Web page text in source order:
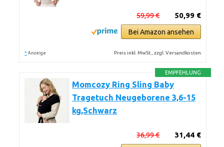
50,99 €
59,99 €
Bei Amazon ansehen
* Anzeige Preis inkl. MwSt., zzgl. Versandkosten
EMPFEHLUNG
Momcozy Ring Sling Baby
Tragetuch Neugeborene 3,6-15
kg,Schwarz
31,44 €
36,99 €